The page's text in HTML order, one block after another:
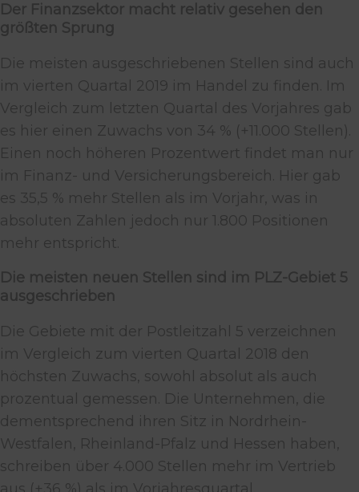
Der Finanzsektor macht relativ gesehen den
größten Sprung
Die meisten ausgeschriebenen Stellen sind auch
im vierten Quartal 2019 im Handel zu finden. Im
Vergleich zum letzten Quartal des Vorjahres gab
es hier einen Zuwachs von 34 % (+11.000 Stellen).
Einen noch höheren Prozentwert findet man nur
im Finanz- und Versicherungsbereich. Hier gab
es 35,5 % mehr Stellen als im Vorjahr, was in
absoluten Zahlen jedoch nur 1.800 Positionen
mehr entspricht.
Die meisten neuen Stellen sind im PLZ-Gebiet 5
ausgeschrieben
Die Gebiete mit der Postleitzahl 5 verzeichnen
im Vergleich zum vierten Quartal 2018 den
höchsten Zuwachs, sowohl absolut als auch
prozentual gemessen. Die Unternehmen, die
dementsprechend ihren Sitz in Nordrhein-
Westfalen, Rheinland-Pfalz und Hessen haben,
schreiben über 4.000 Stellen mehr im Vertrieb